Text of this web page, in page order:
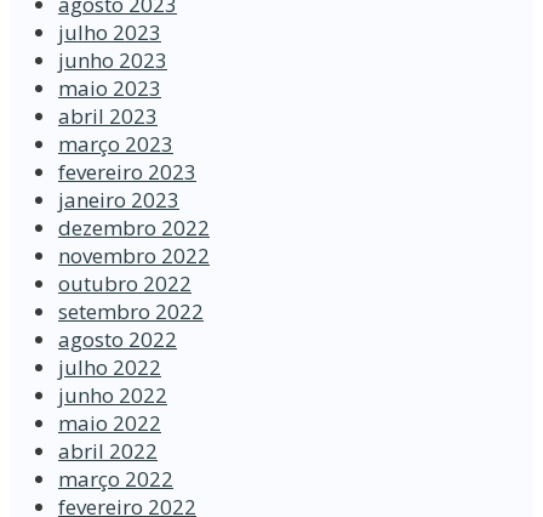
julho 2023
junho 2023
maio 2023
abril 2023
março 2023
fevereiro 2023
janeiro 2023
dezembro 2022
novembro 2022
outubro 2022
setembro 2022
agosto 2022
julho 2022
junho 2022
maio 2022
abril 2022
março 2022
fevereiro 2022